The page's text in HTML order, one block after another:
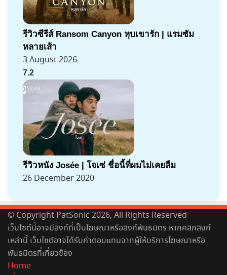
รีวิวซีรีส์ Ransom Canyon หุบเขารัก | แรมซัม
หลายเส้า
3 August 2026
7.2
รีวิวหนัง Josée | โจเซ่ ชื่อนี้ที่ผมไม่เคยลืม
26 December 2020
© Copyright PatSonic 2026, All Rights Reserved
เว็บไซต์นี้อาจมีลิงก์ที่เป็นโฆษณาหรือลิงก์พันธมิตร หากคลิกลิงก์
เหล่านี้ เว็บไซต์อาจได้รับค่าตอบแทนจากผู้ให้บริการโฆษณาหรือ
พันธมิตรที่เกี่ยวข้อง
Home